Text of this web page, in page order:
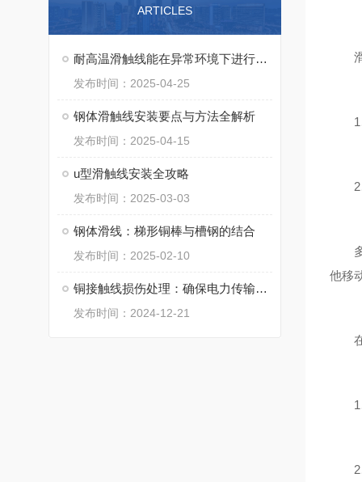
ARTICLES
耐高温滑触线能在异常环境下进行电力传输
发布时间：2025-04-25
钢体滑触线安装要点与方法全解析​
发布时间：2025-04-15
u型滑触线安装全攻略
发布时间：2025-03-03
钢体滑线：梯形铜棒与槽钢的结合
发布时间：2025-02-10
铜接触线损伤处理：确保电力传输安全的关键
发布时间：2024-12-21
滑
1、
2、
多
他移
在
1、
2、